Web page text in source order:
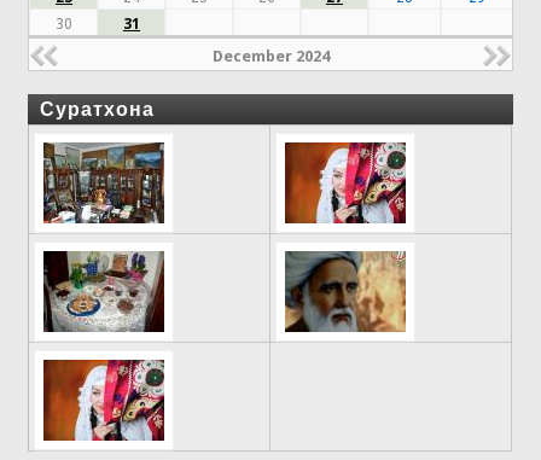
30
31
December 2024
Суратхона